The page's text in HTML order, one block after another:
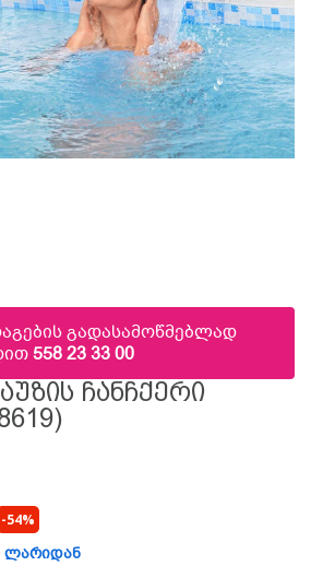
გადასამოწმებლად
558 23 33 00
Ჩანჩქერი
-54%
ლარიდან